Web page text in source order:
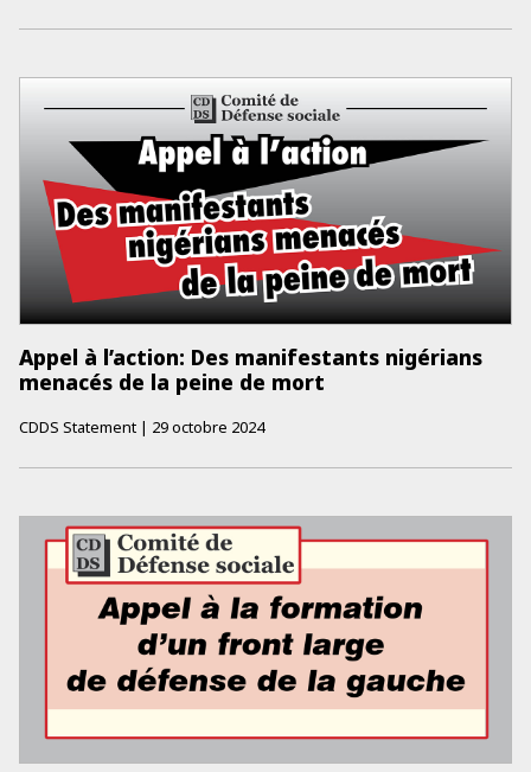
Appel à l’action: Des manifestants nigérians
menacés de la peine de mort
CDDS Statement | 29 octobre 2024